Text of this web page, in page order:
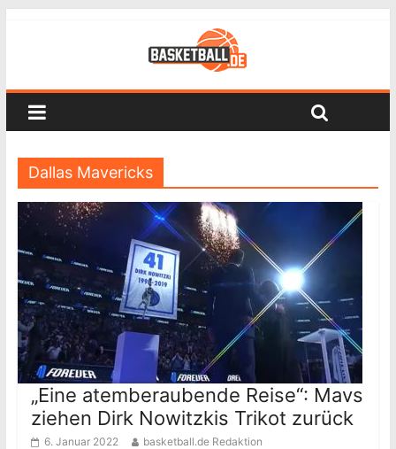
Dallas Mavericks
„Eine atemberaubende Reise“: Mavs
ziehen Dirk Nowitzkis Trikot zurück
6. Januar 2022 basketball.de Redaktion